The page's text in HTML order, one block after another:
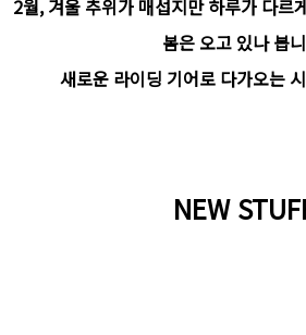
2월, 겨울 추위가 매섭지만 하루가 다르
봄은 오고 있나 봅
새로운 라이딩 기어로 다가오는
NEW